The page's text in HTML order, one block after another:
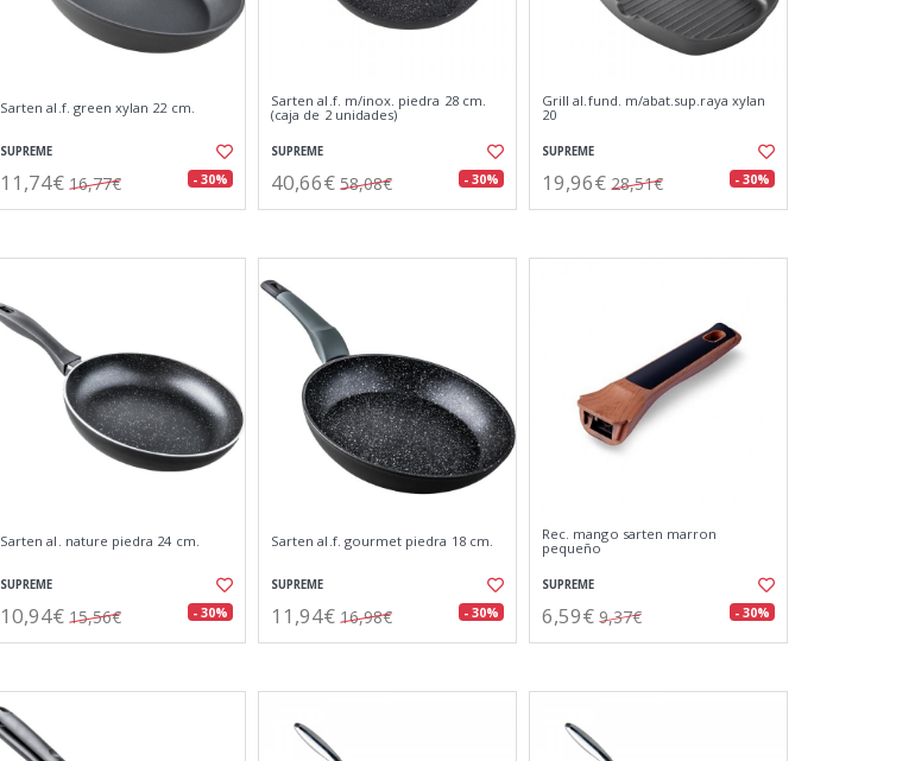
Sarten al.f. green xylan 22 cm.
SUPREME
11,74€ 16,77€ - 30%
Sarten al.f. m/inox. piedra 28 cm.
(caja de 2 unidades)
SUPREME
40,66€ 58,08€ - 30%
Grill al.fund. m/abat.sup.raya xylan
20
SUPREME
19,96€ 28,51€ - 30%
Sarten al. nature piedra 24 cm.
SUPREME
10,94€ 15,56€ - 30%
Sarten al.f. gourmet piedra 18 cm.
SUPREME
11,94€ 16,98€ - 30%
Rec. mango sarten marron
pequeño
SUPREME
6,59€ 9,37€ - 30%